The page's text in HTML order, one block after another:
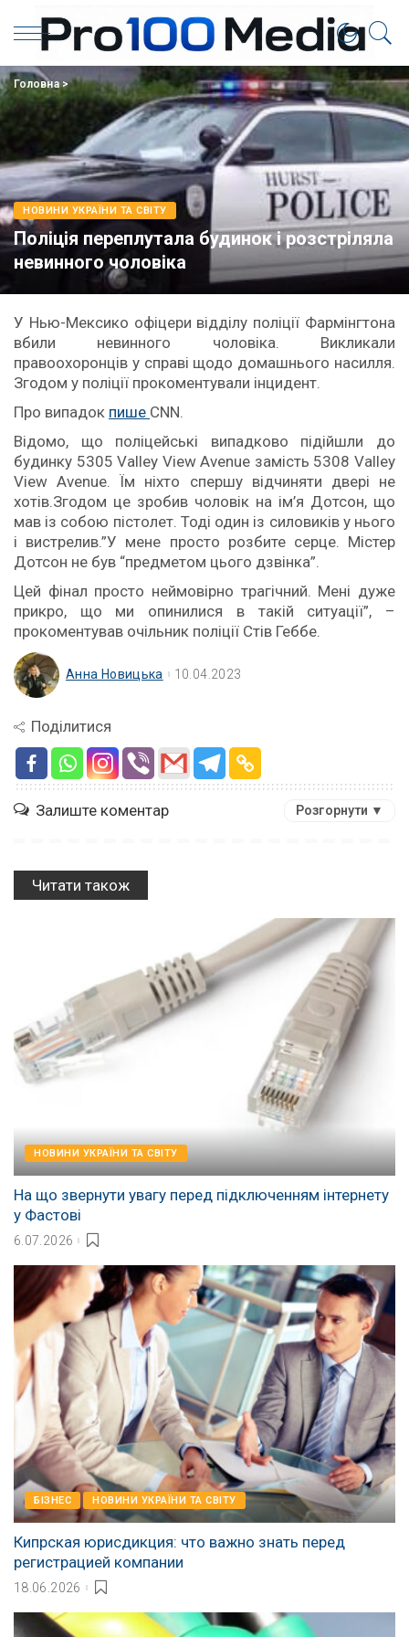
Головна>
НОВИНИ УКРАЇНИ ТА СВІТУ
Поліція переплутала будинок і розстріляла
невинного чоловіка
У Нью-Мексико офіцери відділу поліції Фармінгтона
вбили невинного чоловіка. Викликали
правоохоронців у справі щодо домашнього насилля.
Згодом у поліції прокоментували інцидент.
Про випадок пише CNN.
Відомо, що поліцейські випадково підійшли до
будинку 5305 Valley View Avenue замість 5308 Valley
View Avenue. Їм ніхто спершу відчиняти двері не
хотів.Згодом це зробив чоловік на ім’я Дотсон, що
мав із собою пістолет. Тоді один із силовиків у нього
і вистрелив.”У мене просто розбите серце. Містер
Дотсон не був “предметом цього дзвінка”.
Цей фінал просто неймовірно трагічний. Мені дуже
прикро, що ми опинилися в такій ситуації”, –
прокоментував очільник поліції Стів Геббе.
Анна Новицька 10.04.2023
Поділитися
Залиште коментар Розгорнути ▼
Читати також
НОВИНИ УКРАЇНИ ТА СВІТУ
На що звернути увагу перед підключенням інтернету
у Фастові
6.07.2026
БІЗНЕС НОВИНИ УКРАЇНИ ТА СВІТУ
Кипрская юрисдикция: что важно знать перед
регистрацией компании
18.06.2026